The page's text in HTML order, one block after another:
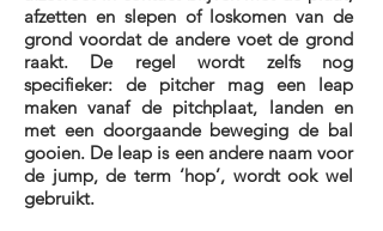
afzetten en slepen of loskomen van de
grond voordat de andere voet de grond
raakt. De regel wordt zelfs nog
specifieker: de pitcher mag een leap
maken vanaf de pitchplaat, landen en
met een doorgaande beweging de bal
gooien. De leap is een andere naam voor
de jump, de term ‘hop’, wordt ook wel
gebruikt.